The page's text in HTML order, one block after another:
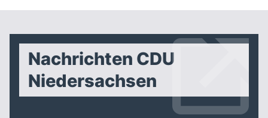
Nachrichten CDU
Niedersachsen